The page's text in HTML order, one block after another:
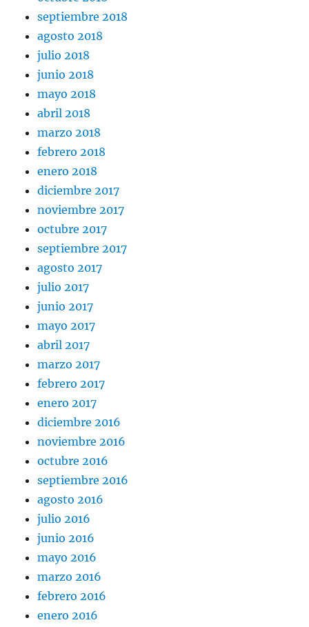
septiembre 2018
agosto 2018
julio 2018
junio 2018
mayo 2018
abril 2018
marzo 2018
febrero 2018
enero 2018
diciembre 2017
noviembre 2017
octubre 2017
septiembre 2017
agosto 2017
julio 2017
junio 2017
mayo 2017
abril 2017
marzo 2017
febrero 2017
enero 2017
diciembre 2016
noviembre 2016
octubre 2016
septiembre 2016
agosto 2016
julio 2016
junio 2016
mayo 2016
marzo 2016
febrero 2016
enero 2016